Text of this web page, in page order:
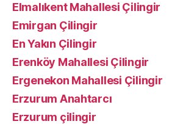
Elmalıkent Mahallesi Çilingir
Emirgan Çilingir
En Yakın Çilingir
Erenköy Mahallesi Çilingir
Ergenekon Mahallesi Çilingir
Erzurum Anahtarcı
Erzurum çilingir